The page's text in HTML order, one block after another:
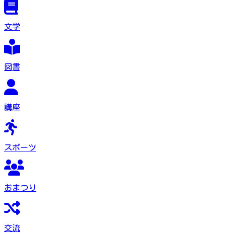
文学
図書
講座
スポーツ
おまつり
交流